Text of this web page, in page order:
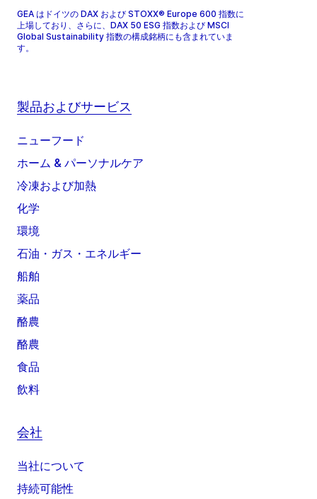
GEA はドイツの DAX および STOXX® Europe 600 指数に
上場しており、さらに、DAX 50 ESG 指数および MSCI
Global Sustainability 指数の構成銘柄にも含まれていま
す。
製品およびサービス
ニューフード
ホーム & パーソナルケア
冷凍および加熱
化学
環境
石油・ガス・エネルギー
船舶
薬品
酪農
酪農
食品
飲料
会社
当社について
持続可能性